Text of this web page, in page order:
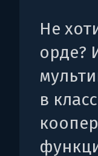
Не
орде?
в